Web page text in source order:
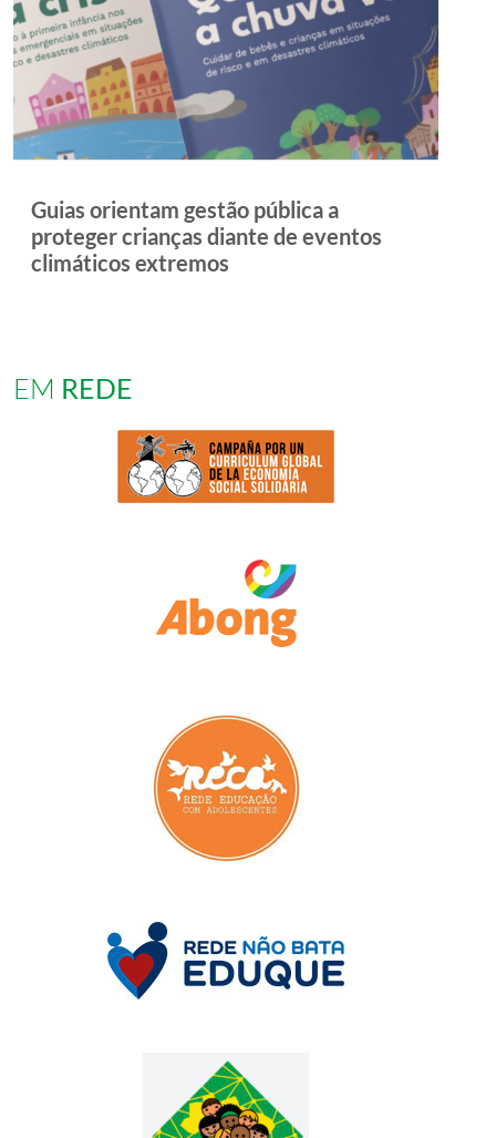
Guias orientam gestão pública a
proteger crianças diante de eventos
climáticos extremos
EM REDE